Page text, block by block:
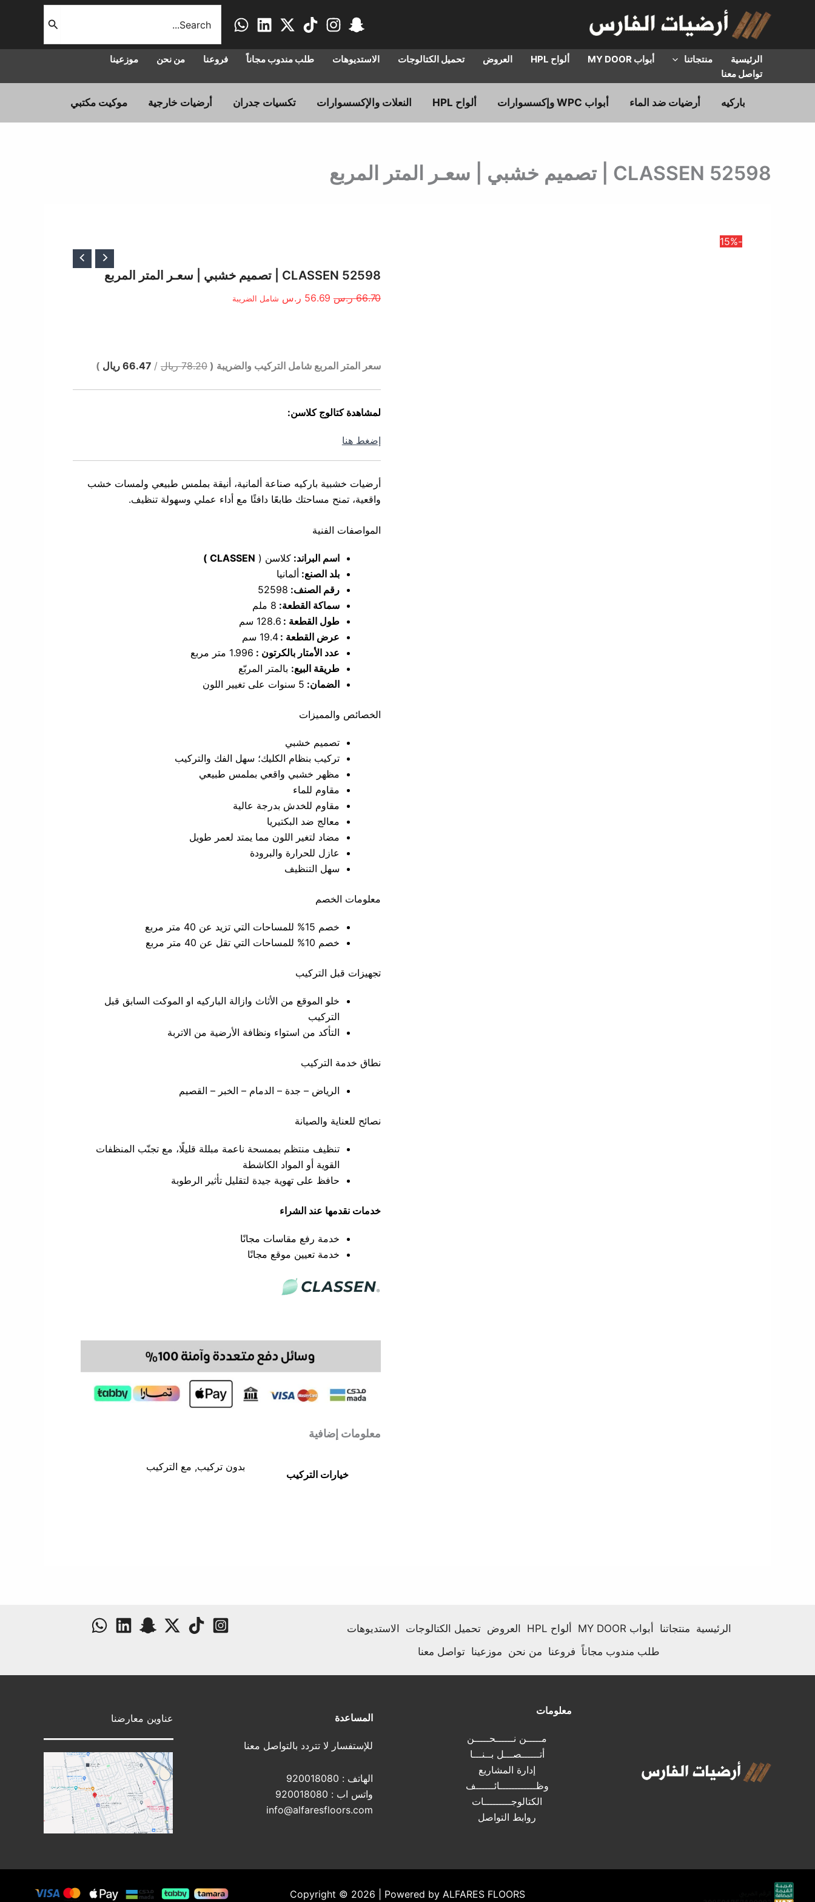
عن:
الرئيسية منتجاتنا أبواب MY DOOR ألواح HPL العروض تحميل الكتالوجات الاستديوهات طلب مندوب مجاناً فروعنا من نحن
موزعينا
تواصل معنا
باركيه أرضيات ضد الماء أبواب WPC وإكسسوارات ألواح HPL النعلات والإكسسوارات تكسيات جدران أرضيات خارجية موكيت مكتبي
CLASSEN 52598 | تصميم خشبي | سعـر المتر المربع
-15%
CLASSEN 52598 | تصميم خشبي | سعـر المتر المربع
66.70 ر.س
الأصلي
66.70 ر.س.
56.69 ر.س
الحالي
56.69 ر.س.
شامل الضريبة
سعر المتر المربع شامل التركيب والضريبة (78.20 ريال /66.47 ريال )
لمشاهدة كتالوج كلاسن:
إضغط هنا
أرضيات خشبية باركيه صناعة ألمانية، أنيقة بملمس طبيعي ولمسات خشب
واقعية، تمنح مساحتك طابعًا دافئًا مع أداء عملي وسهولة تنظيف.
المواصفات الفنية
اسم البراند:كلاسن ( CLASSEN )
بلد الصنع: ألمانيا
رقم الصنف: 52598
سماكة القطعة: 8 ملم
طول القطعة :128.6 سم
عرض القطعة :19.4 سم
عدد الأمتار بالكرتون : 1.996 متر مربع
طريقة البيع: بالمتر المربّع
الضمان: 5 سنوات على تغيير اللون
الخصائص والمميزات
تصميم خشبي
تركيب بنظام الكليك؛ سهل الفك والتركيب
مظهر خشبي واقعي بملمس طبيعي
مقاوم للماء
مقاوم للخدش بدرجة عالية
معالج ضد البكتيريا
مضاد لتغير اللون مما يمتد لعمر طويل
عازل للحرارة والبرودة
سهل التنظيف
معلومات الخصم
خصم 15% للمساحات التي تزيد عن 40 متر مربع
خصم 10% للمساحات التي تقل عن 40 متر مربع
تجهيزات قبل التركيب
خلو الموقع من الأثاث وازالة الباركيه او الموكت السابق قبل
التركيب
التأكد من استواء ونظافة الأرضية من الاتربة
نطاق خدمة التركيب
الرياض – جدة – الدمام – الخبر – القصيم
نصائح للعناية والصيانة
تنظيف منتظم بممسحة ناعمة مبللة قليلًا، مع تجنّب المنظفات
القوية أو المواد الكاشطة
حافظ على تهوية جيدة لتقليل تأثير الرطوبة
خدمات نقدمها عند الشراء
خدمة رفع مقاسات مجانًا
خدمة تعيين موقع مجانًا
معلومات إضافية
خيارات التركيب
بدون تركيب, مع التركيب
الرئيسية منتجاتنا أبواب MY DOOR ألواح HPL العروض تحميل الكتالوجات الاستديوهات
طلب مندوب مجاناً فروعنا من نحن موزعينا تواصل معنا
معلومات
مـــــن نــــــحـــــن
أتــــــصـــل بــنـــا
إدارة المشاريع
وظــــــــــــائــــــف
الكتالوجـــــــــات
روابط التواصل
المساعدة
للإستفسار لا تتردد بالتواصل معنا
الهاتف : 920018080
واتس اب : 920018080
info@alfaresfloors.com
عناوين معارضنا
Copyright © 2026 | Powered by ALFARES FLOORS